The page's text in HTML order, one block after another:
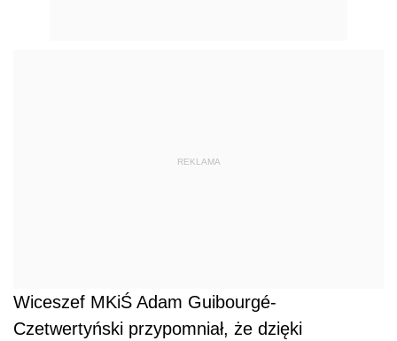
REKLAMA
Wiceszef MKiŚ Adam Guibourgé-
Czetwertyński przypomniał, że dzięki